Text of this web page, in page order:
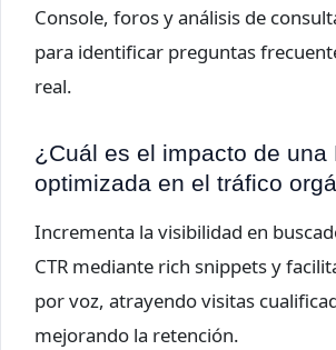
Console, foros y análisis de
para identificar preguntas
real.
¿Cuál es el impacto de una
optimizada en el tráfico
Incrementa la visibilidad en
CTR mediante rich snippets y
por voz, atrayendo visitas
mejorando la retención.